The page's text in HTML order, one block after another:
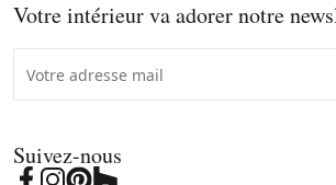
Votre intérieur va adorer notre
Suivez-nous